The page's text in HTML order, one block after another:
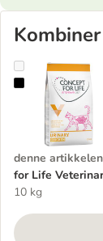
Concept for
denne artikkelen
for Life
Urinary
10 kg